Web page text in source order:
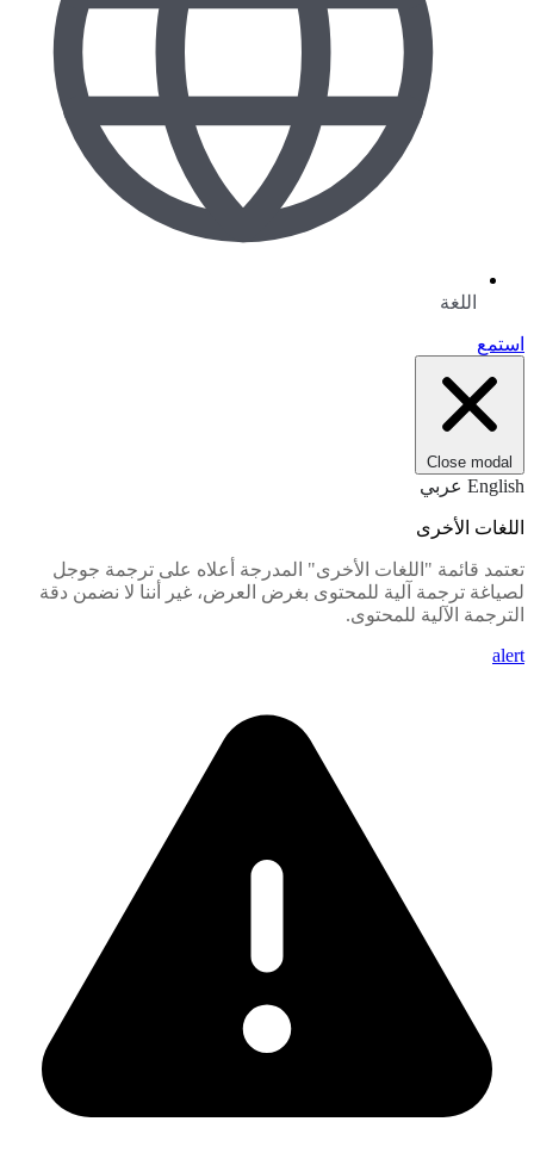
اللغة
استمع
Close modal
English عربي
اللغات الأخرى
تعتمد قائمة "اللغات الأخرى" المدرجة أعلاه على ترجمة جوجل
لصياغة ترجمة آلية للمحتوى بغرض العرض، غير أننا لا نضمن دقة
الترجمة الآلية للمحتوى.
alert